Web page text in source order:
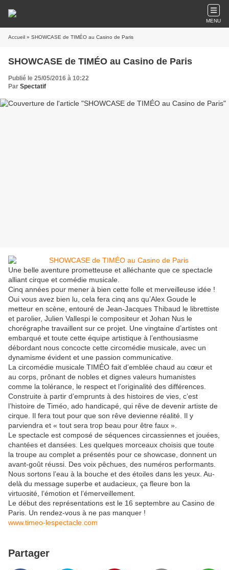
MENU
Accueil » SHOWCASE de TIMÉO au Casino de Paris
SHOWCASE de TIMÉO au Casino de Paris
Publié le 25/05/2016 à 10:22
Par Spectatif
Une belle aventure prometteuse et alléchante que ce spectacle
alliant cirque et comédie musicale.
Cinq années pour mener à bien cette folle et merveilleuse idée !
Oui vous avez bien lu, cela fera cinq ans qu’Alex Goude le
metteur en scène, entouré de Jean-Jacques Thibaud le librettiste
et parolier, Julien Vallespi le compositeur et Johan Nus le
chorégraphe travaillent sur ce projet. Une vingtaine d’artistes ont
embarqué et toute cette équipe artistique à l’enthousiasme
débordant nous concocte cette circomédie musicale, avec un
dynamisme évident et une passion communicative.
La circomédie musicale TIMÉO fait d’emblée chaud au cœur et
au corps, prônant de nobles et dignes valeurs humanistes
comme la tolérance, le respect et l’originalité des différences.
Construite à partir d’emprunts à des histoires de vies, c’est
l’histoire de Timéo, ado handicapé, qui rêve de devenir artiste de
cirque. Il fera tout pour que son rêve devienne réalité. Il y
parviendra et « tout sera trop beau pour être faux ».
Le spectacle est composé de séquences circassiennes et jouées,
chantées et dansées. Les quelques morceaux choisis que toute
la troupe au complet a présentés pour ce showcase, donnent un
avant-goût réussi. Des voix pêchues, des numéros performants.
Nous sortons l’eau à la bouche et des étoiles dans les yeux. Au-
delà du message superbe et audacieux, ça fleure bon la
virtuosité, l’émotion et l’émerveillement.
Le début des représentations est le 16 septembre au Casino de
Paris. Un rendez-vous à ne pas manquer !
www.timeo-lespectacle.com
Partager